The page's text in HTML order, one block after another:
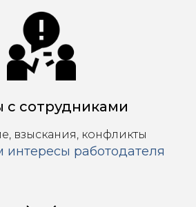
с сотрудниками
взыскания, конфликты
работодателя